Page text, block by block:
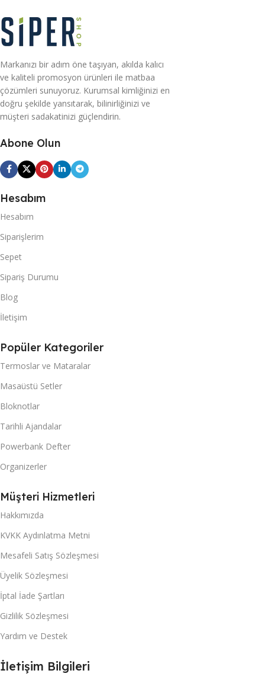
Markanızı bir adım öne taşıyan, akılda kalıcı
ve kaliteli promosyon ürünleri ile matbaa
çözümleri sunuyoruz. Kurumsal kimliğinizi en
doğru şekilde yansıtarak, bilinirliğinizi ve
müşteri sadakatinizi güçlendirin.
Abone Olun
Hesabım
Hesabım
Siparişlerim
Sepet
Sipariş Durumu
Blog
İletişim
Popüler Kategoriler
Termoslar ve Mataralar
Masaüstü Setler
Bloknotlar
Tarihli Ajandalar
Powerbank Defter
Organizerler
Müşteri Hizmetleri
Hakkımızda
KVKK Aydınlatma Metni
Mesafeli Satış Sözleşmesi
Üyelik Sözleşmesi
İptal İade Şartları
Gizlilik Sözleşmesi
Yardım ve Destek
İletişim Bilgileri